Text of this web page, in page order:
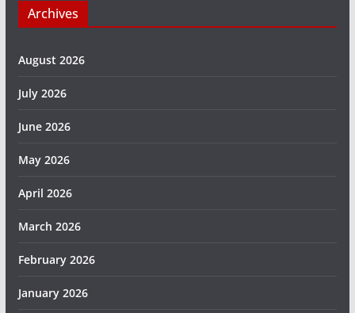
Archives
August 2026
July 2026
June 2026
May 2026
April 2026
March 2026
February 2026
January 2026